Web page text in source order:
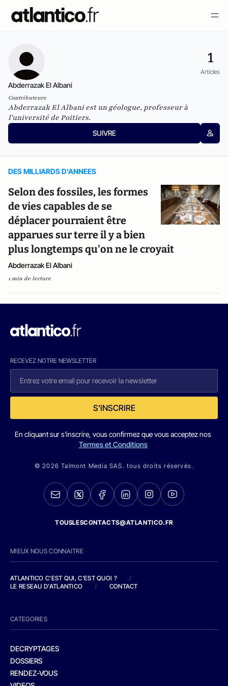
1
Articles
Abderrazak El Albani
Contributeurs
Abderrazak El Albani est un géologue, professeur à
l'université de Poitiers.
SUIVRE
DES MILLIARDS D'ANNEES
Selon des fossiles, les formes
de vies capables de se
déplacer pourraient être
apparues sur terre il y a bien
plus longtemps qu'on ne le croyait
Abderrazak El Albani
1 min de lecture
RECEVEZ NOTRE NEWSLETTER
S'INSCRIRE
En cliquant sur s'inscrire, vous confirmez que vous acceptez nos
Termes et Conditions
© 2026 Talmont Media SAS. tous droits réservés.
TOUSLESCONTACTS@ATLANTICO.FR
MIEUX NOUS CONNAITRE
ATLANTICO C'EST QUI, C'EST QUOI ?
/
LE RESEAU D'ATLANTICO
/ CONTACT
CATEGORIES
DECRYPTAGES
DOSSIERS
RENDEZ-VOUS